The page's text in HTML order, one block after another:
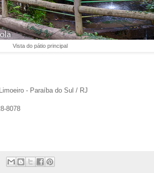
Vista do pátio principal
- Paraíba do Sul / RJ
8078